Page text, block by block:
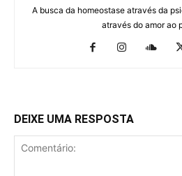
A busca da homeostase através da
através do amor ao
DEIXE UMA RESPOSTA